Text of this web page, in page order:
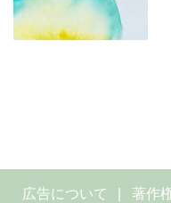
広告について 著作